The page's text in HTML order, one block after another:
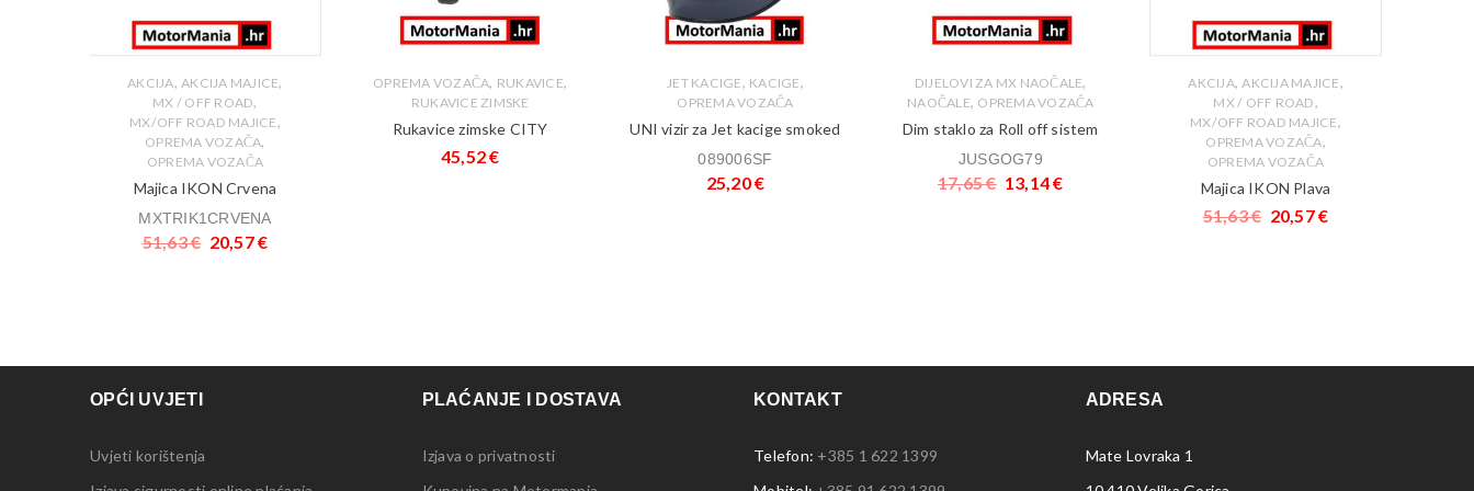
AKCIJA, AKCIJA MAJICE,
MX / OFF ROAD,
MX/OFF ROAD MAJICE,
OPREMA VOZAČA,
OPREMA VOZAČA
Majica IKON Crvena
MXTRIK1CRVENA
51,63€ 20,57€
OPREMA VOZAČA, RUKAVICE,
RUKAVICE ZIMSKE
Rukavice zimske CITY
45,52€
JET KACIGE, KACIGE,
OPREMA VOZAČA
UNI vizir za Jet kacige smoked
089006SF
25,20€
DIJELOVI ZA MX NAOČALE,
NAOČALE, OPREMA VOZAČA
Dim staklo za Roll off sistem
JUSGOG79
17,65€ 13,14€
AKCIJA, AKCIJA MAJICE,
MX / OFF ROAD,
MX/OFF ROAD MAJICE,
OPREMA VOZAČA,
OPREMA VOZAČA
Majica IKON Plava
51,63€ 20,57€
OPĆI UVJETI
Uvjeti korištenja
PLAĆANJE I DOSTAVA
Izjava o privatnosti
KONTAKT
Telefon: +385 1 622 1399
ADRESA
Mate Lovraka 1